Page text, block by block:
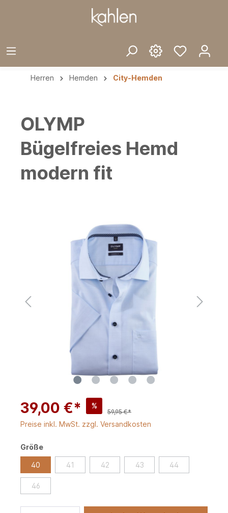
Herren Hemden City-Hemden
OLYMP
Bügelfreies Hemd
modern fit
39,00 €* %
59,95 €*
Preise inkl. MwSt. zzgl. Versandkosten
Größe
40 41 42 43 44
46